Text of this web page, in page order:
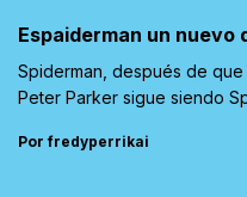
Espaiderman un nuevo
Spiderman, después de
Peter Parker sigue siendo
Por fredyperrikai